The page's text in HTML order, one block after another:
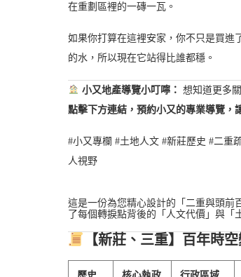
在重劃區裡的一磚一瓦。
如果你打算在這裡安家，你不只是買進
的水，所以現在它站得比誰都穩。
小又地產導覽小叮嚀： 想知道更多
點擊下方連結，預約小又的專業導覽，
#小又專欄 #土地人文 #新莊歷史 #二重
人視野
這是一份為您精心設計的「二重與頭前
了每個轉捩點背後的「人文代價」與「
【新莊、三重】百年時